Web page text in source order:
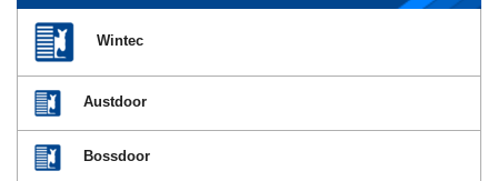
Wintec
Austdoor
Bossdoor